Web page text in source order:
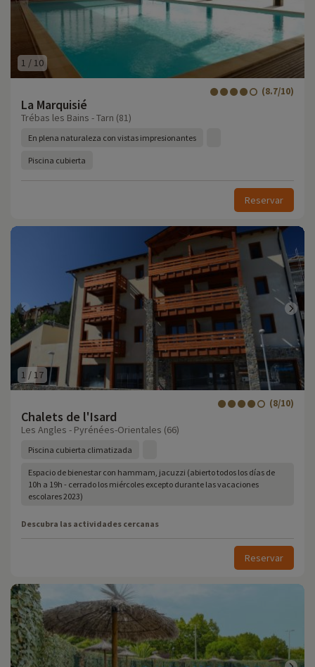
1 / 10
La Marquisié
(8.7/10)
Trébas les Bains - Tarn (81)
En plena naturaleza con vistas impresionantes
Piscina cubierta
Reservar
1 / 17
Chalets de l'Isard
(8/10)
Les Angles - Pyrénées-Orientales (66)
Piscina cubierta climatizada
Espacio de bienestar con hammam, jacuzzi (abierto todos los días de
10h a 19h - cerrado los miércoles excepto durante las vacaciones
escolares 2023)
Descubra las actividades cercanas
Reservar